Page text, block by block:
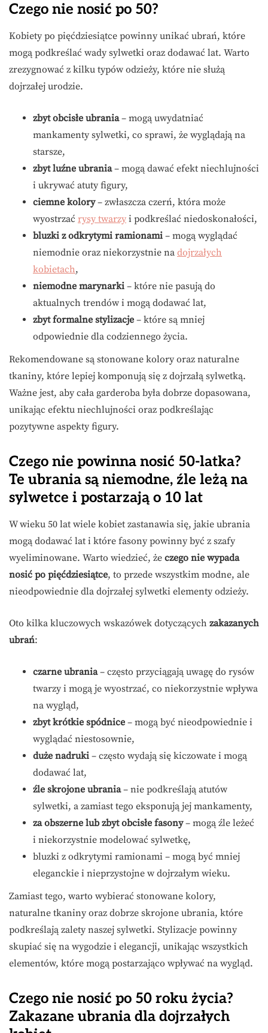
Czego nie nosić po 50?
Kobiety po pięćdziesiątce powinny unikać ubrań, które
mogą podkreślać wady sylwetki oraz dodawać lat. Warto
zrezygnować z kilku typów odzieży, które nie służą
dojrzałej urodzie.
zbyt obcisłe ubrania– mogą uwydatniać
mankamenty sylwetki, co sprawi, że wyglądają na
starsze,
zbyt luźne ubrania– mogą dawać efekt niechlujności
i ukrywać atuty figury,
ciemne kolory– zwłaszcza czerń, która może
wyostrzać rysy twarzy i podkreślać niedoskonałości,
bluzki z odkrytymi ramionami – mogą wyglądać
niemodnie oraz niekorzystnie na dojrzałych
kobietach,
niemodne marynarki – które nie pasują do
aktualnych trendów i mogą dodawać lat,
zbyt formalne stylizacje – które są mniej
odpowiednie dla codziennego życia.
Rekomendowane są stonowane kolory oraz naturalne
tkaniny, które lepiej komponują się z dojrzałą sylwetką.
Ważne jest, aby cała garderoba była dobrze dopasowana,
unikając efektu niechlujności oraz podkreślając
pozytywne aspekty figury.
Czego nie powinna nosić 50-latka?
Te ubrania są niemodne, źle leżą na
sylwetce i postarzają o 10 lat
W wieku 50 lat wiele kobiet zastanawia się, jakie ubrania
mogą dodawać lat i które fasony powinny być z szafy
wyeliminowane. Warto wiedzieć, że czego nie wypada
nosić po pięćdziesiątce, to przede wszystkim modne, ale
nieodpowiednie dla dojrzałej sylwetki elementy odzieży.
Oto kilka kluczowych wskazówek dotyczących zakazanych
ubrań:
czarne ubrania– często przyciągają uwagę do rysów
twarzy i mogą je wyostrzać, co niekorzystnie wpływa
na wygląd,
zbyt krótkie spódnice – mogą być nieodpowiednie i
wyglądać niestosownie,
duże nadruki – często wydają się kiczowate i mogą
dodawać lat,
źle skrojone ubrania– nie podkreślają atutów
sylwetki, a zamiast tego eksponują jej mankamenty,
za obszerne lub zbyt obcisłe fasony– mogą źle leżeć
i niekorzystnie modelować sylwetkę,
bluzki z odkrytymi ramionami – mogą być mniej
eleganckie i nieprzystojne w dojrzałym wieku.
Zamiast tego, warto wybierać stonowane kolory,
naturalne tkaniny oraz dobrze skrojone ubrania, które
podkreślają zalety naszej sylwetki. Stylizacje powinny
skupiać się na wygodzie i elegancji, unikając wszystkich
elementów, które mogą postarzająco wpływać na wygląd.
Czego nie nosić po 50 roku życia?
Zakazane ubrania dla dojrzałych